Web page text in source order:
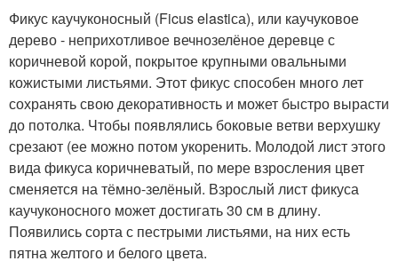
Фикус каучуконосный (Ficus elastiса), или каучуковое
дерево - неприхотливое вечнозелёное деревце с
коричневой корой, покрытое крупными овальными
кожистыми листьями. Этот фикус способен много лет
сохранять свою декоративность и может быстро вырасти
до потолка. Чтобы появлялись боковые ветви верхушку
срезают (ее можно потом укоренить. Молодой лист этого
вида фикуса коричневатый, по мере взросления цвет
сменяется на тёмно-зелёный. Взрослый лист фикуса
каучуконосного может достигать 30 см в длину.
Появились сорта с пестрыми листьями, на них есть
пятна желтого и белого цвета.